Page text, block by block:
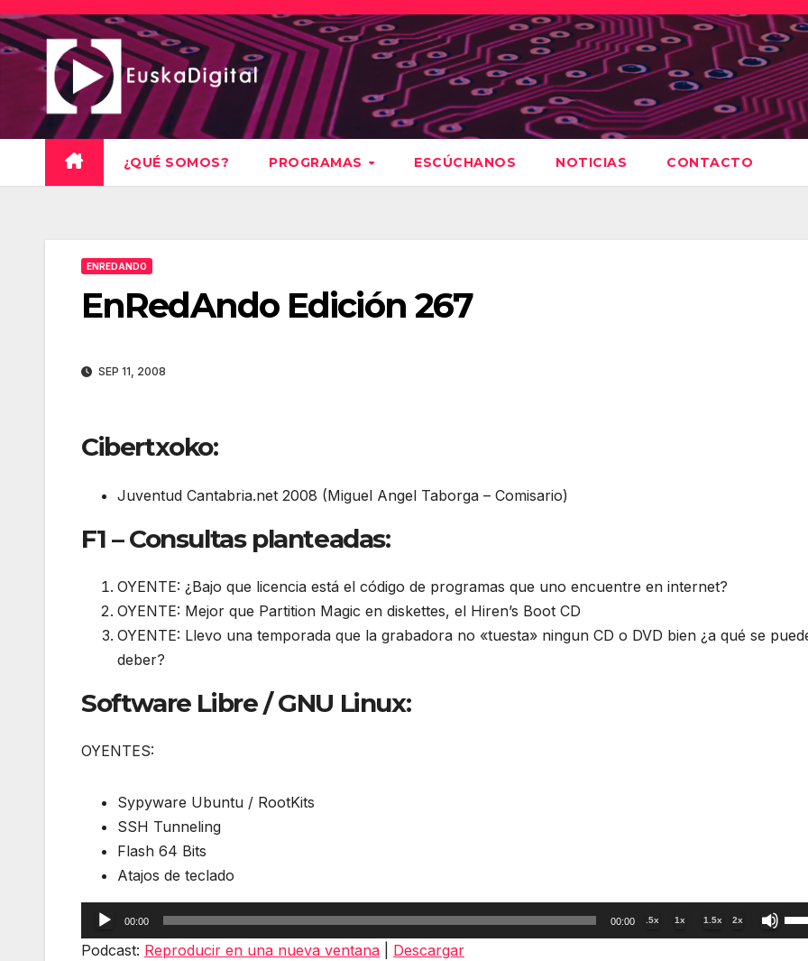
Saltar
al
contenido
¿QUÉ SOMOS? PROGRAMAS ESCÚCHANOS NOTICIAS CONTACTO
ENREDANDO
EnRedAndo Edición 267
SEP 11, 2008
Cibertxoko:
Juventud Cantabria.net 2008 (Miguel Angel Taborga – Comisario)
F1 – Consultas planteadas:
OYENTE: ¿Bajo que licencia está el código de programas que uno encuentre en internet?
OYENTE: Mejor que Partition Magic en diskettes, el Hiren’s Boot CD
OYENTE: Llevo una temporada que la grabadora no «tuesta» ningun CD o DVD bien ¿a qué se
deber?
Software Libre / GNU Linux:
OYENTES:
Sypyware Ubuntu / RootKits
SSH Tunneling
Flash 64 Bits
Atajos de teclado
Reproductor
de
00:00 00:00 .5x 1x 1.5x 2x
las
Podcast: Reproducir en una nueva ventana
Descargar